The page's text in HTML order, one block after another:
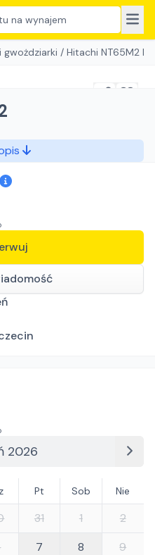
na wynajem
/ Hitachi NT65M2 L2
2026
Pt Sob Nie
31 1
2
7 8
9